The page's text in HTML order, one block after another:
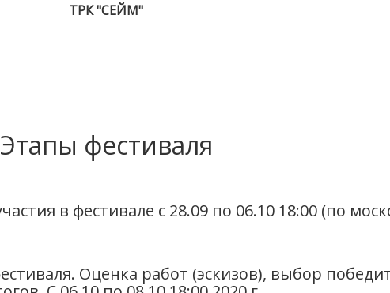
ТРК "СЕЙМ"
Этапы фестиваля
в фестивале с 28.09 по 06.10 18:00 (по
Оценка работ (эскизов), выбор